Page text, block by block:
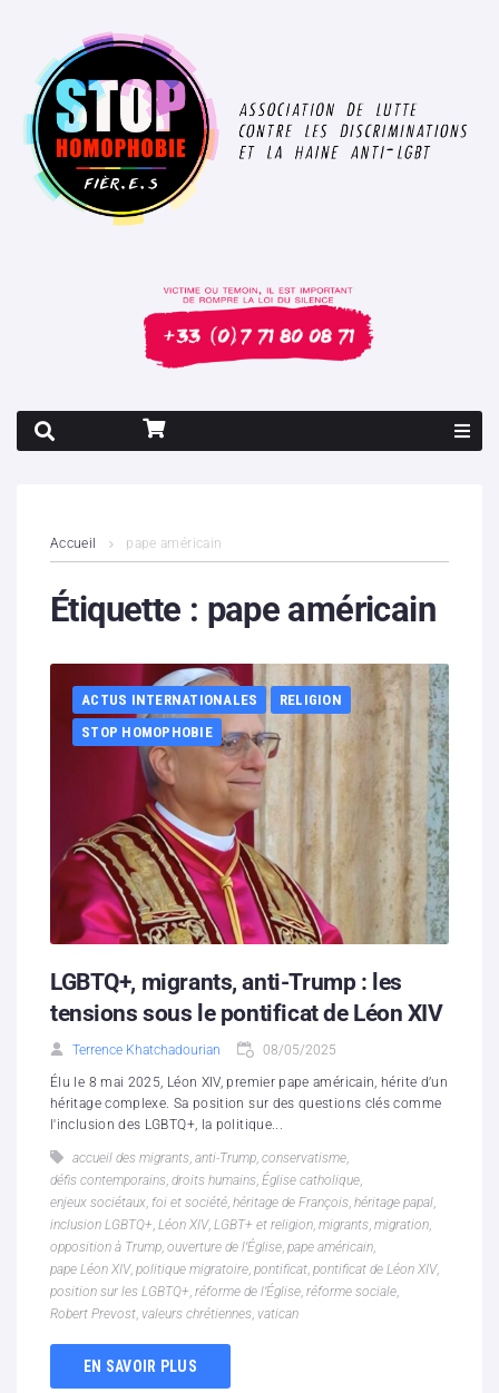
Contenus litigieux
Boutique
Hébergement solidaire
Accueil pape américain
Étiquette : pape américain
ACTUS INTERNATIONALES
RELIGION
STOP HOMOPHOBIE
LGBTQ+, migrants, anti-Trump : les
tensions sous le pontificat de Léon XIV
Terrence Khatchadourian 08/05/2025
Élu le 8 mai 2025, Léon XIV, premier pape américain, hérite d’un
héritage complexe. Sa position sur des questions clés comme
l'inclusion des LGBTQ+, la politique...
accueil des migrants, anti-Trump, conservatisme,
défis contemporains, droits humains, Église catholique,
enjeux sociétaux, foi et société, héritage de François, héritage papal,
inclusion LGBTQ+, Léon XIV, LGBT+ et religion, migrants, migration,
opposition à Trump, ouverture de l’Église, pape américain,
pape Léon XIV, politique migratoire, pontificat, pontificat de Léon XIV,
position sur les LGBTQ+, réforme de l’Église, réforme sociale,
Robert Prevost, valeurs chrétiennes, vatican
EN SAVOIR PLUS